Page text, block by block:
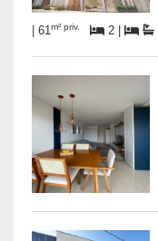
| 61m² priv. 2 |